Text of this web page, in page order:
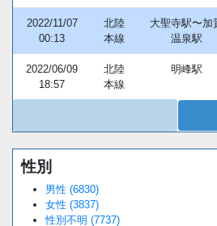
2022/11/07
00:13
北陸
本線
大聖寺駅〜加
温泉駅
2022/06/09
18:57
北陸
本線
明峰駅
性別
男性 (6830)
女性 (3837)
性別不明 (7737)